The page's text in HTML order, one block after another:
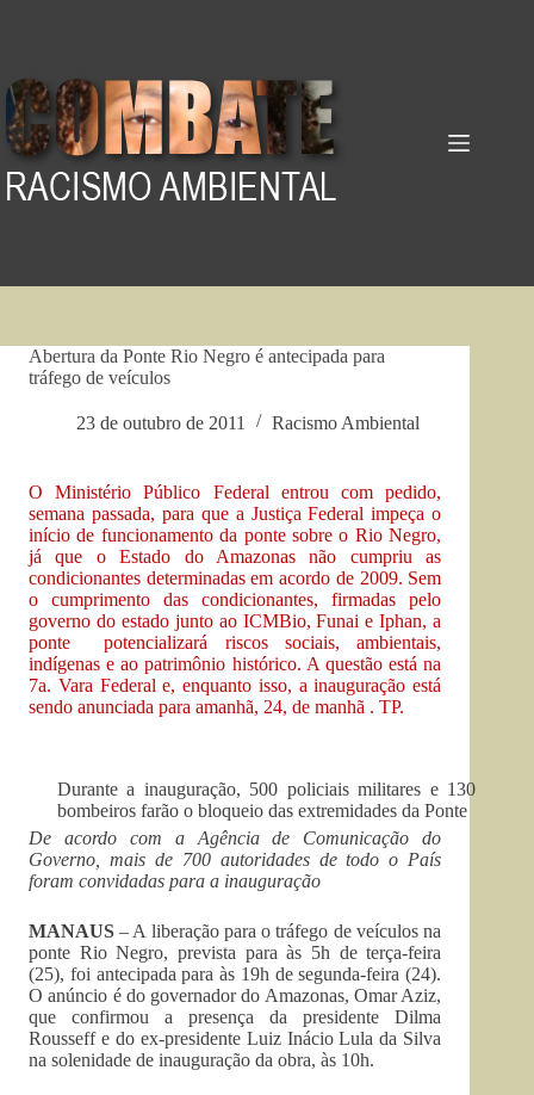
Abertura da Ponte Rio Negro é antecipada para
tráfego de veículos
23 de outubro de 2011 Racismo Ambiental
O Ministério Público Federal entrou com pedido,
semana passada, para que a Justiça Federal impeça o
início de funcionamento da ponte sobre o Rio Negro,
já que o Estado do Amazonas não cumpriu as
condicionantes determinadas em acordo de 2009. Sem
o cumprimento das condicionantes, firmadas pelo
governo do estado junto ao ICMBio, Funai e Iphan, a
ponte potencializará riscos sociais, ambientais,
indígenas e ao patrimônio histórico. A questão está na
7a. Vara Federal e, enquanto isso, a inauguração está
sendo anunciada para amanhã, 24, de manhã . TP.
Durante a inauguração, 500 policiais militares e 130
bombeiros farão o bloqueio das extremidades da Ponte
De acordo com a Agência de Comunicação do
Governo, mais de 700 autoridades de todo o País
foram convidadas para a inauguração
MANAUS – A liberação para o tráfego de veículos na
ponte Rio Negro, prevista para às 5h de terça-feira
(25), foi antecipada para às 19h de segunda-feira (24).
O anúncio é do governador do Amazonas, Omar Aziz,
que confirmou a presença da presidente Dilma
Rousseff e do ex-presidente Luiz Inácio Lula da Silva
na solenidade de inauguração da obra, às 10h.